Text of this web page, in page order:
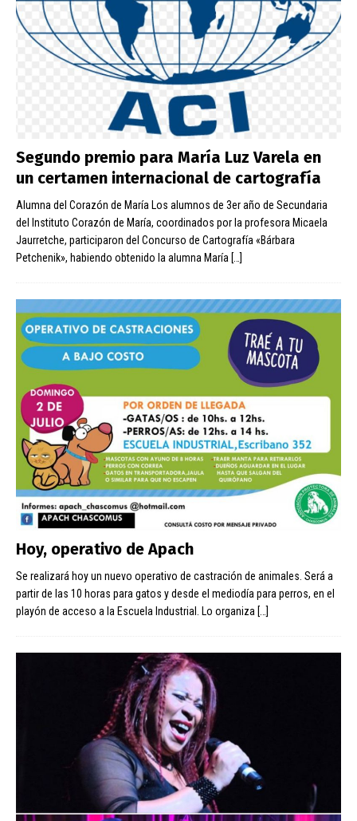
Segundo premio para María Luz Varela en
un certamen internacional de cartografía
Alumna del Corazón de María Los alumnos de 3er año de Secundaria
del Instituto Corazón de María, coordinados por la profesora Micaela
Jaurretche, participaron del Concurso de Cartografía «Bárbara
Petchenik», habiendo obtenido la alumna María […]
Hoy, operativo de Apach
Se realizará hoy un nuevo operativo de castración de animales. Será a
partir de las 10 horas para gatos y desde el mediodía para perros, en el
playón de acceso a la Escuela Industrial. Lo organiza […]